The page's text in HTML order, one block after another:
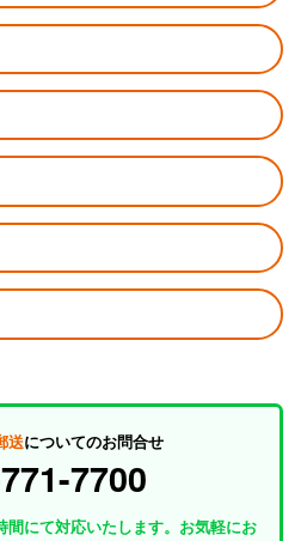
送についてのお問合せ
7700
にて対応いたします。お気軽にお